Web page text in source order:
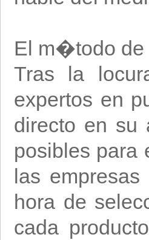
El m�todo de
Tras la
expertos en
directo en
posibles para
las
hora de
cada